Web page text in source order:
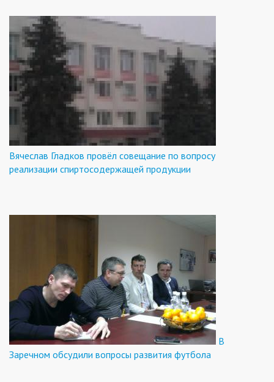
Вячеслав Гладков провёл совещание по вопросу
реализации спиртосодержащей продукции
В
Заречном обсудили вопросы развития футбола